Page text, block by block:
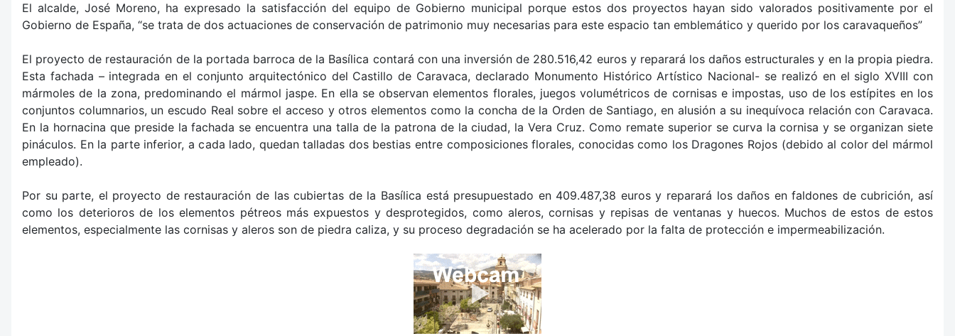
El alcalde, José Moreno, ha expresado la satisfacción del equipo de Gobierno municipal porque estos dos proyectos hayan sido valorados positivamente por el
Gobierno de España, “se trata de dos actuaciones de conservación de patrimonio muy necesarias para este espacio tan emblemático y querido por los caravaqueños”
El proyecto de restauración de la portada barroca de la Basílica contará con una inversión de 280.516,42 euros y reparará los daños estructurales y en la propia piedra.
Esta fachada – integrada en el conjunto arquitectónico del Castillo de Caravaca, declarado Monumento Histórico Artístico Nacional- se realizó en el siglo XVIII con
mármoles de la zona, predominando el mármol jaspe. En ella se observan elementos florales, juegos volumétricos de cornisas e impostas, uso de los estípites en los
conjuntos columnarios, un escudo Real sobre el acceso y otros elementos como la concha de la Orden de Santiago, en alusión a su inequívoca relación con Caravaca.
En la hornacina que preside la fachada se encuentra una talla de la patrona de la ciudad, la Vera Cruz. Como remate superior se curva la cornisa y se organizan siete
pináculos. En la parte inferior, a cada lado, quedan talladas dos bestias entre composiciones florales, conocidas como los Dragones Rojos (debido al color del mármol
empleado).
Por su parte, el proyecto de restauración de las cubiertas de la Basílica está presupuestado en 409.487,38 euros y reparará los daños en faldones de cubrición, así
como los deterioros de los elementos pétreos más expuestos y desprotegidos, como aleros, cornisas y repisas de ventanas y huecos. Muchos de estos de estos
elementos, especialmente las cornisas y aleros son de piedra caliza, y su proceso degradación se ha acelerado por la falta de protección e impermeabilización.